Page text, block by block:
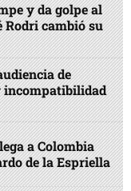
y da golpe al
Rodri cambió su
de
incompatibilidad
a Colombia
de la Espriella